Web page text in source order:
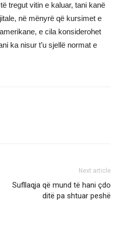
tregut vitin e kaluar, tani kanë
në mënyrë që kursimet e
e cila konsiderohet
ka nisur t’u sjellë normat e
Next article
Sufllaqja që mund të hani çdo
ditë pa shtuar peshë